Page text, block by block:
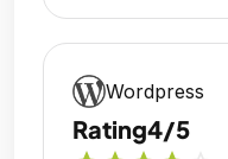
Wordpress
Rating4/5